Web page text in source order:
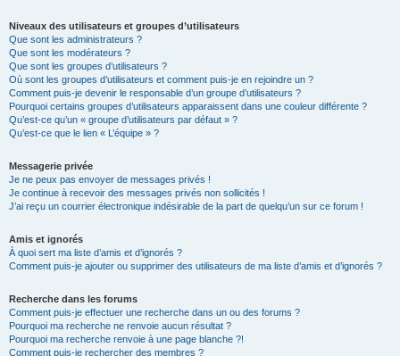
Niveaux des utilisateurs et groupes d’utilisateurs
Que sont les administrateurs ?
Que sont les modérateurs ?
Que sont les groupes d’utilisateurs ?
Où sont les groupes d’utilisateurs et comment puis-je en rejoindre un ?
Comment puis-je devenir le responsable d’un groupe d’utilisateurs ?
Pourquoi certains groupes d’utilisateurs apparaissent dans une couleur différente ?
Qu’est-ce qu’un « groupe d’utilisateurs par défaut » ?
Qu’est-ce que le lien « L’équipe » ?
Messagerie privée
Je ne peux pas envoyer de messages privés !
Je continue à recevoir des messages privés non sollicités !
J’ai reçu un courrier électronique indésirable de la part de quelqu’un sur ce forum !
Amis et ignorés
À quoi sert ma liste d’amis et d’ignorés ?
Comment puis-je ajouter ou supprimer des utilisateurs de ma liste d’amis et d’ignorés ?
Recherche dans les forums
Comment puis-je effectuer une recherche dans un ou des forums ?
Pourquoi ma recherche ne renvoie aucun résultat ?
Pourquoi ma recherche renvoie à une page blanche ?!
Comment puis-je rechercher des membres ?